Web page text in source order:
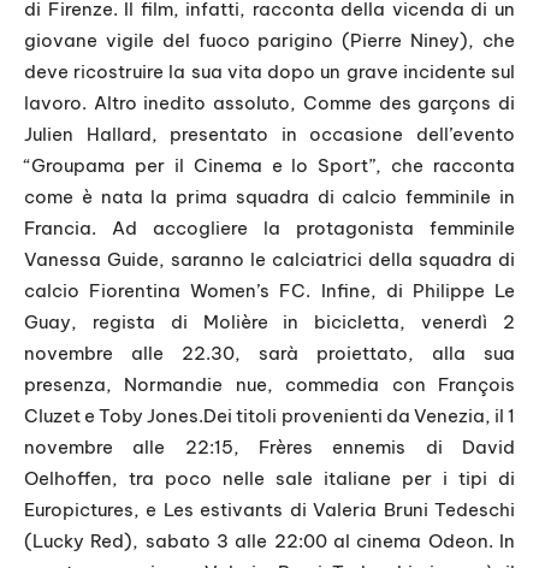
di Firenze. Il film, infatti, racconta della vicenda di un
giovane vigile del fuoco parigino (Pierre Niney), che
deve ricostruire la sua vita dopo un grave incidente sul
lavoro. Altro inedito assoluto, Comme des garçons di
Julien Hallard, presentato in occasione dell’evento
“Groupama per il Cinema e lo Sport”, che racconta
come è nata la prima squadra di calcio femminile in
Francia. Ad accogliere la protagonista femminile
Vanessa Guide, saranno le calciatrici della squadra di
calcio Fiorentina Women’s FC. Infine, di Philippe Le
Guay, regista di Molière in bicicletta, venerdì 2
novembre alle 22.30, sarà proiettato, alla sua
presenza, Normandie nue, commedia con François
Cluzet e Toby Jones.Dei titoli provenienti da Venezia, il 1
novembre alle 22:15, Frères ennemis di David
Oelhoffen, tra poco nelle sale italiane per i tipi di
Europictures, e Les estivants di Valeria Bruni Tedeschi
(Lucky Red), sabato 3 alle 22:00 al cinema Odeon. In